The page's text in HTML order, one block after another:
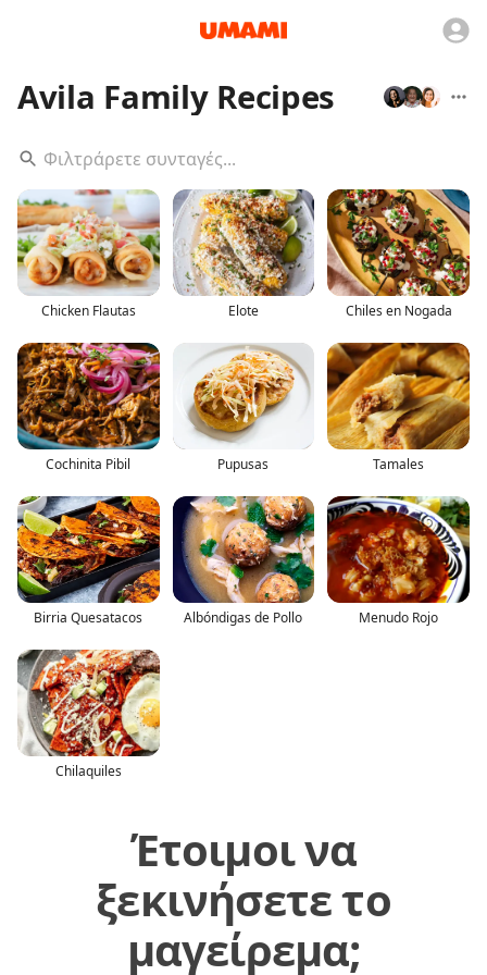
Avila Family Recipes
Chicken Flautas Elote Chiles en Nogada
Cochinita Pibil Pupusas Tamales
Birria Quesatacos Albóndigas de Pollo Menudo Rojo
Chilaquiles
Έτοιμοι να
ξεκινήσετε το
μαγείρεμα;